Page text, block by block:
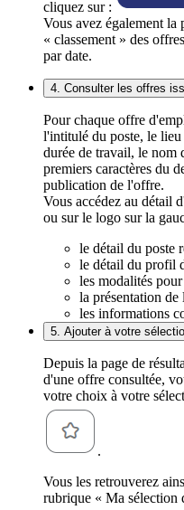
cliquez sur :
Vous avez également la
« classement » des
par date.
4. Consulter les offres
Pour chaque offre
l'intitulé du poste, le
durée de travail, le nom
premiers caractères du
publication de l'offre.
Vous accédez au détail
ou sur le logo sur la
le détail du poste
le détail du profil
les modalités
la présentation de
les informations
5. Ajouter à votre
Depuis la page de
d'une offre consultée,
votre choix à votre
.
Vous les retrouverez
rubrique « Ma sélection